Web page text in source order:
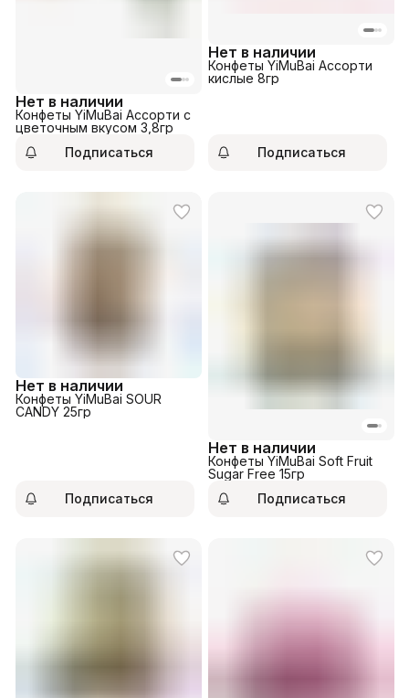
Нет в наличии
Конфеты YiMuBai Ассорти с
цветочным вкусом 3,8гр
Подписаться
Нет в наличии
Конфеты YiMuBai Ассорти
кислые 8гр
Подписаться
Нет в наличии
Конфеты YiMuBai SOUR
CANDY 25гр
Подписаться
Нет в наличии
Конфеты YiMuBai Soft Fruit
Sugar Free 15гр
Подписаться